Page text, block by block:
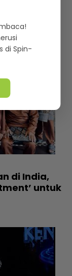
di India,
untuk
di Spin-